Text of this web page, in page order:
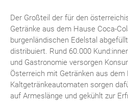
Der Großteil der für den
Getränke aus dem Hause Coca-
burgenländischen Edelstal
distribuiert. Rund 60.000
und Gastronomie versorgen
Österreich mit Getränken aus dem
Kaltgetränkeautomaten sorgen
auf Armeslänge und gekühlt zur